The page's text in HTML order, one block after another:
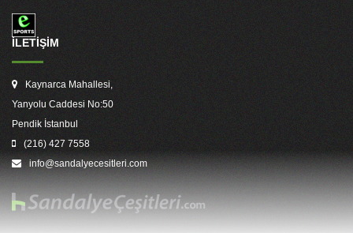
İLETİŞİM
Kaynarca Mahallesi,
Yanyolu Caddesi No:50
Pendik İstanbul
(216) 427 7558
info@sandalyecesitleri.com